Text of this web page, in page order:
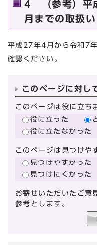
4 （参考）平
月までの取扱い
平成27年4月から令和7
確認ください。
このページに対し
このページは役に立ち
役に立った
役に立たなかった
このページは見つけや
見つけやすかった
見つけにくかった
お寄せいただいたご意
参考とします。